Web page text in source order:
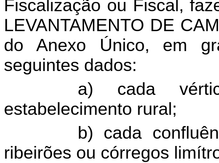
Fiscalização ou Fiscal,
LEVANTAMENTO DE
do Anexo Único, em
seguintes dados:
a) cada
estabelecimento rural;
b) cada
ribeirões ou córregos